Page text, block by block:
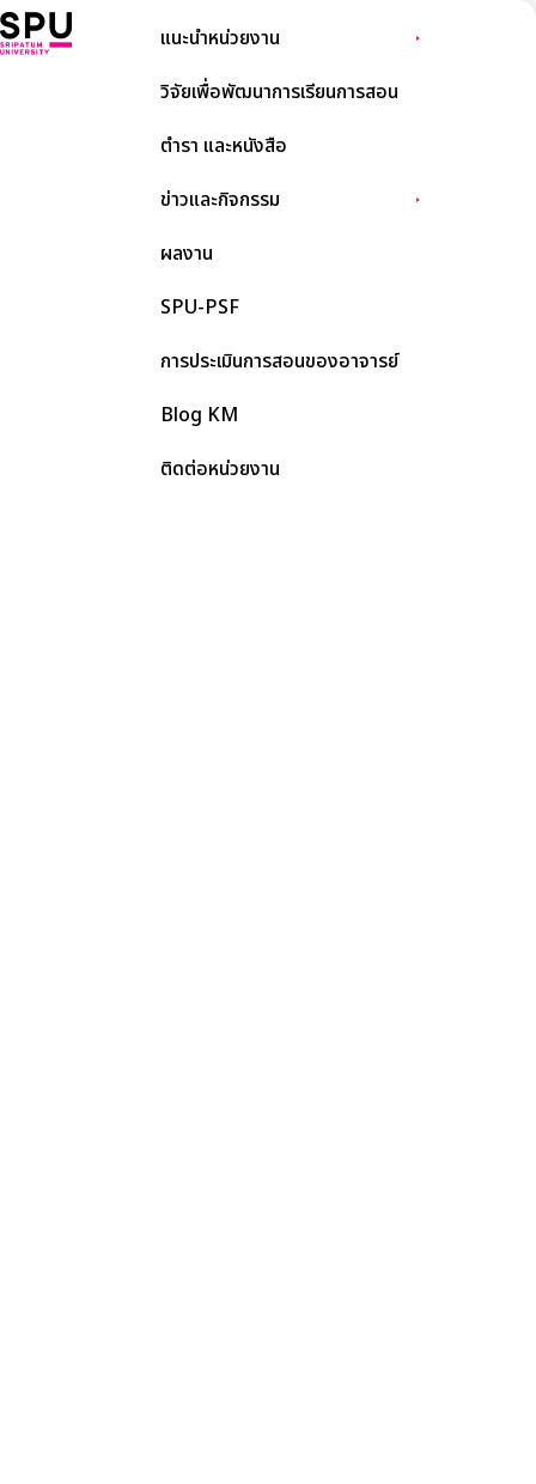
แนะนำหน่วยงาน
วิจัยเพื่อพัฒนาการเรียนการสอน
ตำรา และหนังสือ
ข่าวและกิจกรรม
ผลงาน
SPU-PSF
การประเมินการสอนของอาจารย์
Blog KM
ติดต่อหน่วยงาน